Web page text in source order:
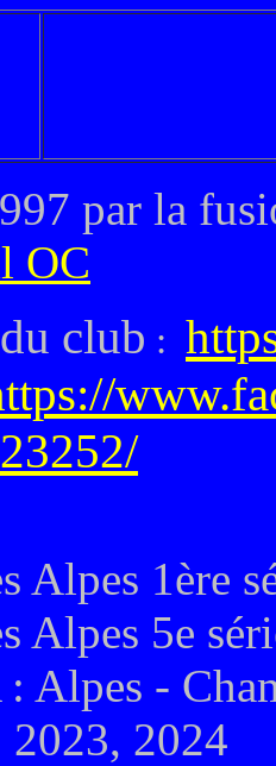
par la
OC
club :
Alpes 1ère
Alpes 5e
Alpes -
2023, 2024